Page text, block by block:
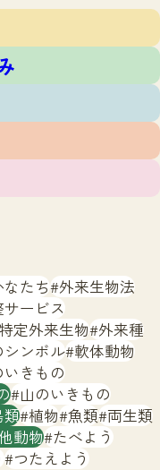
大
ターとは
なたち 外来生物法
サービス
特定外来生物 外来種
シンボル 軟体動物
いきもの
山のいきもの
類 植物 魚類 両生類
動物 たべよう
つたえよう